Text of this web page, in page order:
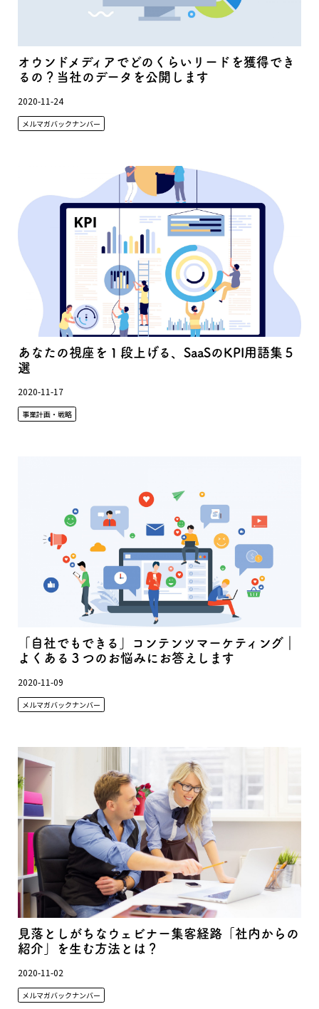
オウンドメディアでどのくらいリードを獲得でき
るの？当社のデータを公開します
2020-11-24
メルマガバックナンバー
あなたの視座を１段上げる、SaaSのKPI用語集５
選
2020-11-17
事業計画・戦略
「自社でもできる」コンテンツマーケティング｜
よくある３つのお悩みにお答えします
2020-11-09
メルマガバックナンバー
見落としがちなウェビナー集客経路「社内からの
紹介」を生む方法とは？
2020-11-02
メルマガバックナンバー